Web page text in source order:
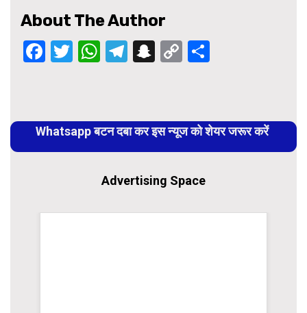
About The Author
Facebook
Twitter
WhatsApp
Telegram
Snapchat
Copy
Reading
Whatsapp बटन दबा कर इस न्यूज को शेयर जरूर करें
Advertising Space